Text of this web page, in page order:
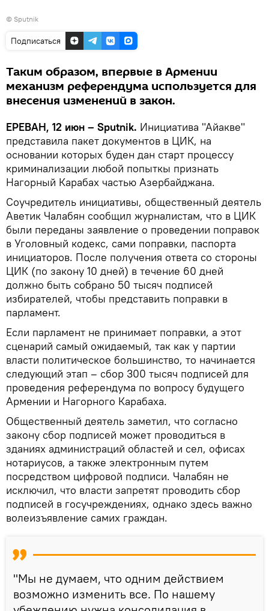
© Sputnik
Подписаться
Таким образом, впервые в Армении
механизм референдума используется для
внесения изменений в закон.
ЕРЕВАН, 12 июн – Sputnik. Инициатива "Айакве"
представила пакет документов в ЦИК, на
основании которых буден дан старт процессу
криминализации любой попыткы признать
Нагорный Карабах частью Азербайджана.
Соучредитель инициативы, общественный деятель
Аветик Чалабян сообщил журналистам, что в ЦИК
были переданы заявление о проведении поправок
в Уголовный кодекс, сами поправки, паспорта
инициаторов. После получения ответа со стороны
ЦИК (по закону 10 дней) в течение 60 дней
должно быть собрано 50 тысяч подписей
избирателей, чтобы представить поправки в
парламент.
Если парламент не принимает поправки, а этот
сценарий самый ожидаемый, так как у партии
власти политическое большинство, то начинается
следующий этап – сбор 300 тысяч подписей для
проведения референдума по вопросу будущего
Армении и Нагорного Карабаха.
Общественный деятель заметил, что согласно
закону сбор подписей может проводиться в
зданиях администраций областей и сел, офисах
нотариусов, а также электронным путем
посредством цифровой подписи. Чалабян не
исключил, что власти запретят проводить сбор
подписей в госучреждениях, однако здесь важно
волеизъявление самих граждан.
"Мы не думаем, что одним действием
возможно изменить все. По нашему